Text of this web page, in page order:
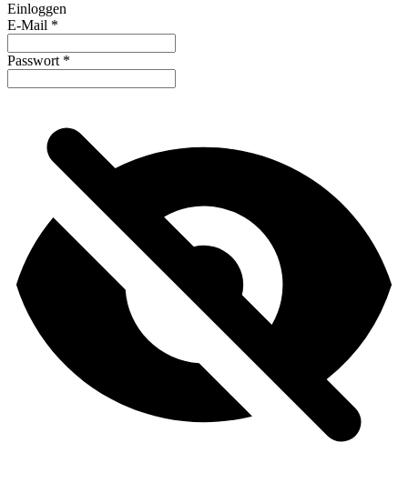
Einloggen
E-Mail *
Passwort *